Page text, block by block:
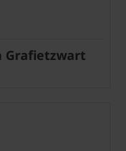
Grafietzwart